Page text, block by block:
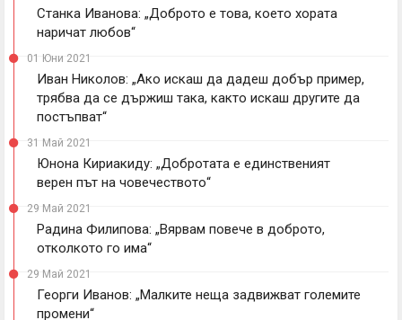
Станка Иванова: „Доброто е това, което хората
наричат любов“
01 Юни 2021
Иван Николов: „Ако искаш да дадеш добър пример,
трябва да се държиш така, както искаш другите да
постъпват“
31 Май 2021
Юнона Кириакиду: „Добротата е единственият
верен път на човечеството“
29 Май 2021
Радина Филипова: „Вярвам повече в доброто,
отколкото го има“
29 Май 2021
Георги Иванов: „Малките неща задвижват големите
промени“